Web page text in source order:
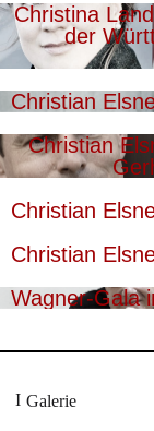
Christina
der
Christian
Christian
Christian
Christian
Wagner-Gala
Galerie